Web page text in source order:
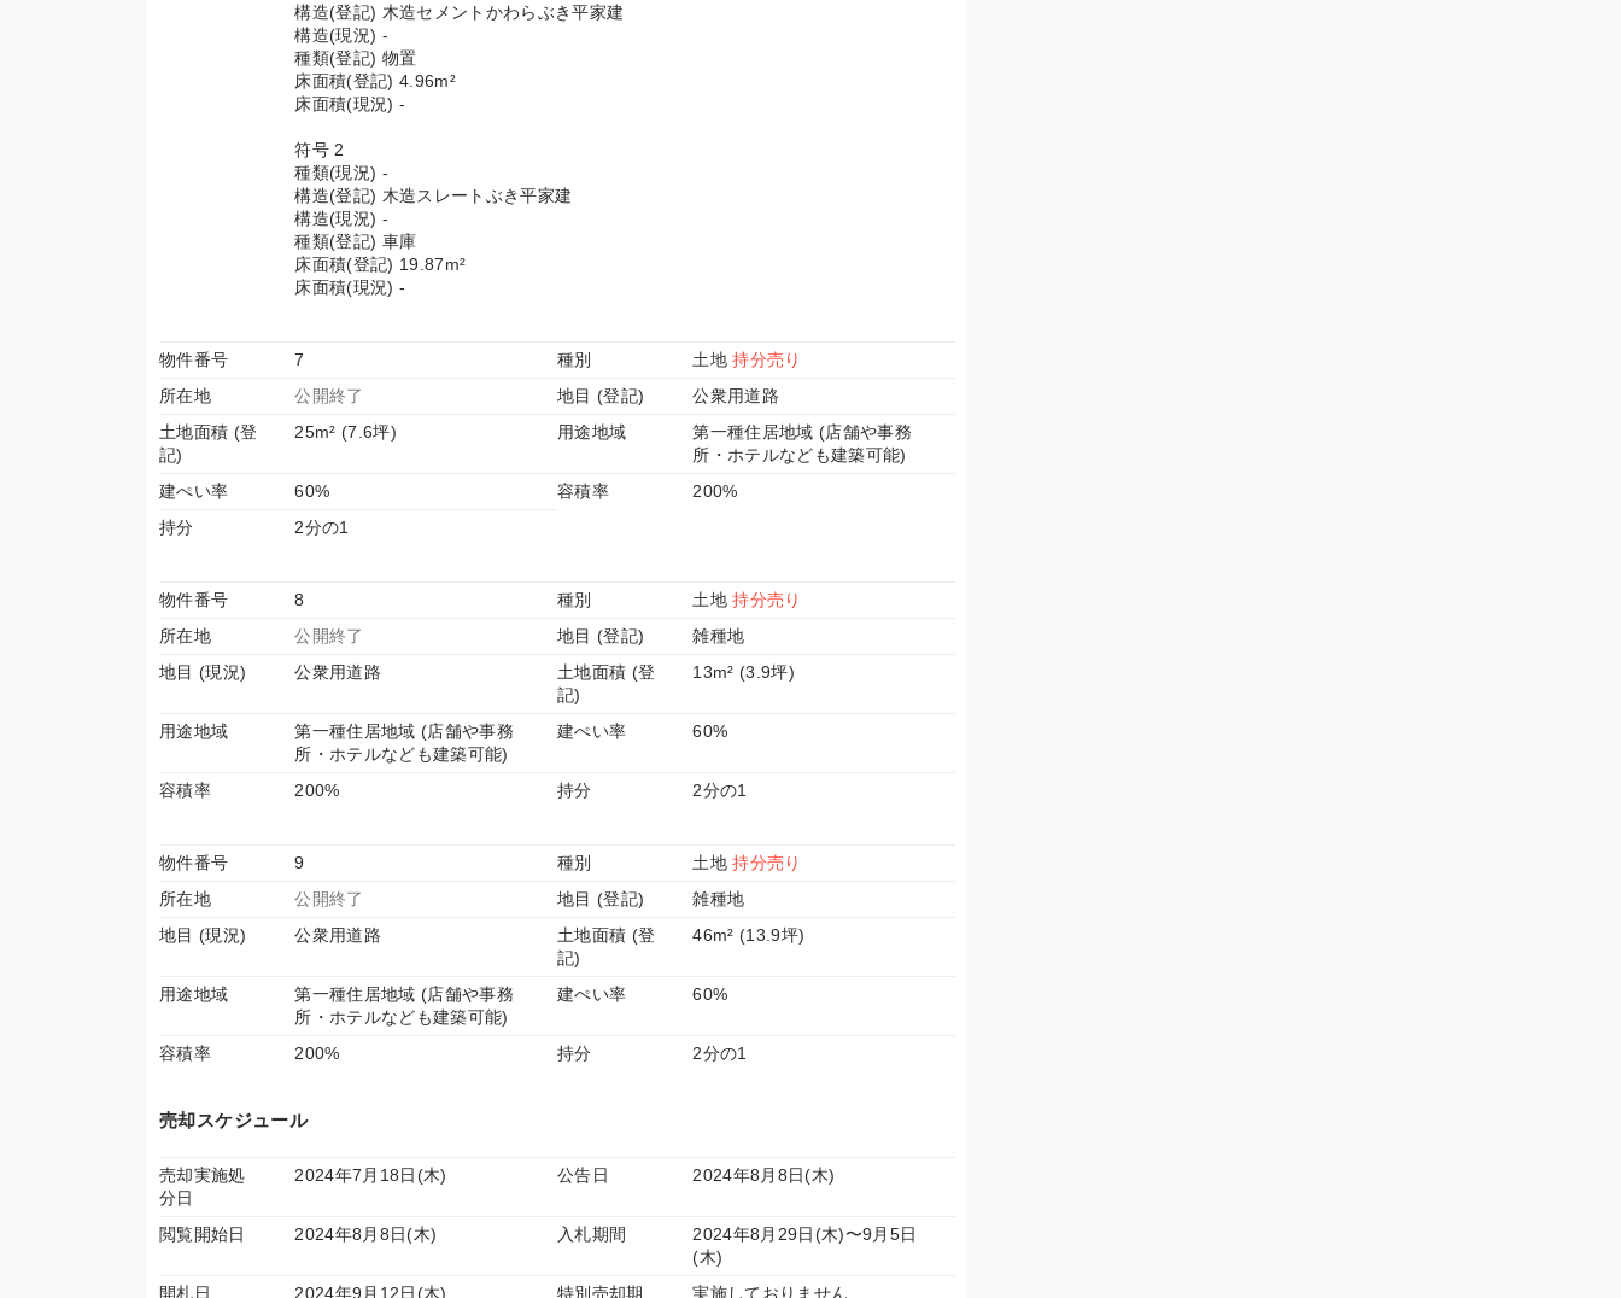
構造(登記) 木造セメントかわらぶき平家建
構造(現況) -
種類(登記) 物置
床面積(登記) 4.96m²
床面積(現況) -
符号 2
種類(現況) -
構造(登記) 木造スレートぶき平家建
構造(現況) -
種類(登記) 車庫
床面積(登記) 19.87m²
床面積(現況) -
物件番号 7 種別 土地持分売り
所在地
公開終了 地目 (登記)
公衆用道路
土地面積 (登
記)
25m² (7.6坪) 用途地域
第一種住居地域 (店舗や事務
所・ホテルなども建築可能)
建ぺい率
60% 容積率
200%
持分
2分の1
物件番号 8 種別 土地持分売り
所在地
公開終了 地目 (登記)
雑種地
地目 (現況)
公衆用道路
土地面積 (登
記)
13m² (3.9坪)
用途地域
第一種住居地域 (店舗や事務
所・ホテルなども建築可能)
建ぺい率 60%
容積率 200% 持分 2分の1
物件番号 9 種別 土地持分売り
所在地
公開終了 地目 (登記)
雑種地
地目 (現況)
公衆用道路
土地面積 (登
記)
46m² (13.9坪)
用途地域
第一種住居地域 (店舗や事務
所・ホテルなども建築可能)
建ぺい率 60%
容積率 200% 持分 2分の1
売却スケジュール
売却実施処
分日
2024年7月18日(木) 公告日 2024年8月8日(木)
閲覧開始日 2024年8月8日(木) 入札期間
2024年8月29日(木)〜9月5日
(木)
開札日
2024年9月12日(木) 特別売却期 実施しておりません